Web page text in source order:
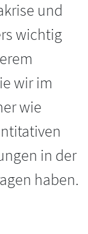
und
wichtig
wir im
wie
in der
haben.